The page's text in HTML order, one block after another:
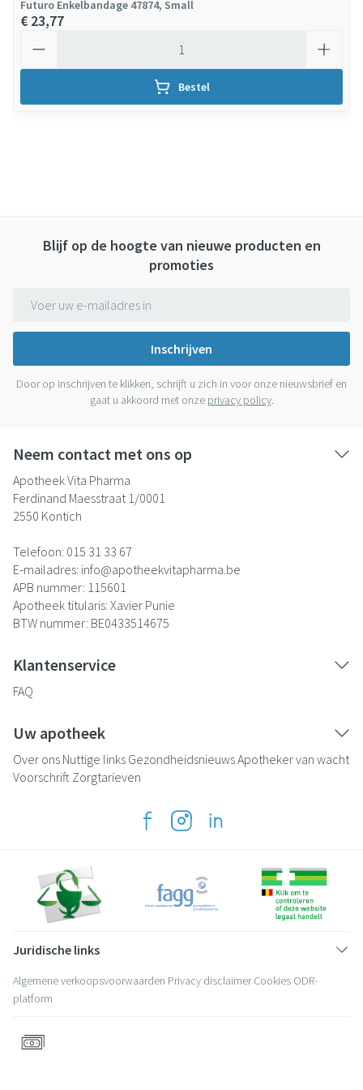
Futuro Enkelbandage 47874, Small
€ 23,77
Bestel
Blijf op de hoogte van nieuwe producten en
promoties
Inschrijven
Door op inschrijven te klikken, schrijft u zich in voor onze nieuwsbrief en
gaat u akkoord met onze privacy policy.
Neem contact met ons op
Apotheek Vita Pharma
Ferdinand Maesstraat 1/0001
2550 Kontich
Telefoon: 015 31 33 67
E-mailadres: info@apotheekvitapharma.be
APB nummer: 115601
Apotheek titularis: Xavier Punie
BTW nummer: BE0433514675
Klantenservice
FAQ
Uw apotheek
Over ons Nuttige links GezondheidsnieuwsApotheker van wacht
Voorschrift Zorgtarieven
Juridische links
Algemene verkoopsvoorwaarden Privacy disclaimer Cookies ODR-
platform